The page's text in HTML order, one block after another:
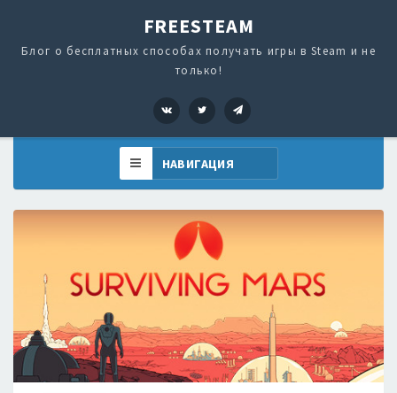
FREESTEAM
Блог о бесплатных способах получать игры в Steam и не
только!
VK Twitter